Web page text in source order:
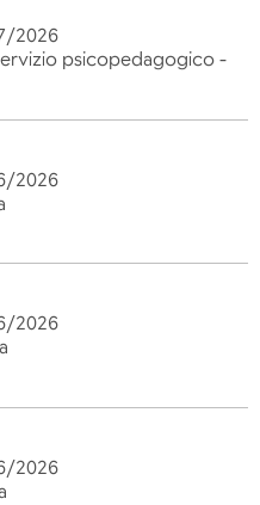
2026
psicopedagogico -
2026
2026
2026